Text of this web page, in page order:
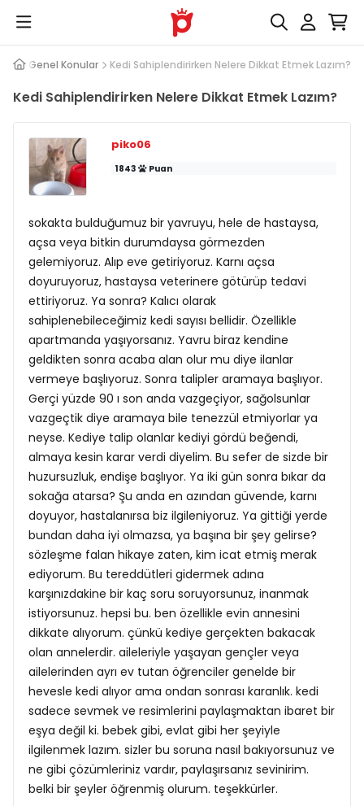
Kedi Genel Konular Kedi Sahiplendirirken Nelere Dikkat Etmek Lazım?
Kedi Sahiplendirirken Nelere Dikkat Etmek Lazım?
piko06
1843 Puan
sokakta bulduğumuz bir yavruyu, hele de hastaysa,
açsa veya bitkin durumdaysa görmezden
gelemiyoruz. Alıp eve getiriyoruz. Karnı açsa
doyuruyoruz, hastaysa veterinere götürüp tedavi
ettiriyoruz. Ya sonra? Kalıcı olarak
sahiplenebileceğimiz kedi sayısı bellidir. Özellikle
apartmanda yaşıyorsanız. Yavru biraz kendine
geldikten sonra acaba alan olur mu diye ilanlar
vermeye başlıyoruz. Sonra talipler aramaya başlıyor.
Gerçi yüzde 90 ı son anda vazgeçiyor, sağolsunlar
vazgeçtik diye aramaya bile tenezzül etmiyorlar ya
neyse. Kediye talip olanlar kediyi gördü beğendi,
almaya kesin karar verdi diyelim. Bu sefer de sizde bir
huzursuzluk, endişe başlıyor. Ya iki gün sonra bıkar da
sokağa atarsa? Şu anda en azından güvende, karnı
doyuyor, hastalanırsa biz ilgileniyoruz. Ya gittiği yerde
bundan daha iyi olmazsa, ya başına bir şey gelirse?
sözleşme falan hikaye zaten, kim icat etmiş merak
ediyorum. Bu tereddütleri gidermek adına
karşınızdakine bir kaç soru soruyorsunuz, inanmak
istiyorsunuz. hepsi bu. ben özellikle evin annesini
dikkate alıyorum. çünkü kediye gerçekten bakacak
olan annelerdir. aileleriyle yaşayan gençler veya
ailelerinden ayrı ev tutan öğrenciler genelde bir
hevesle kedi alıyor ama ondan sonrası karanlık. kedi
sadece sevmek ve resimlerini paylaşmaktan ibaret bir
eşya değil ki. bebek gibi, evlat gibi her şeyiyle
ilgilenmek lazım. sizler bu soruna nasıl bakıyorsunuz ve
ne gibi çözümleriniz vardır, paylaşırsanız sevinirim.
belki bir şeyler öğrenmiş olurum. teşekkürler.